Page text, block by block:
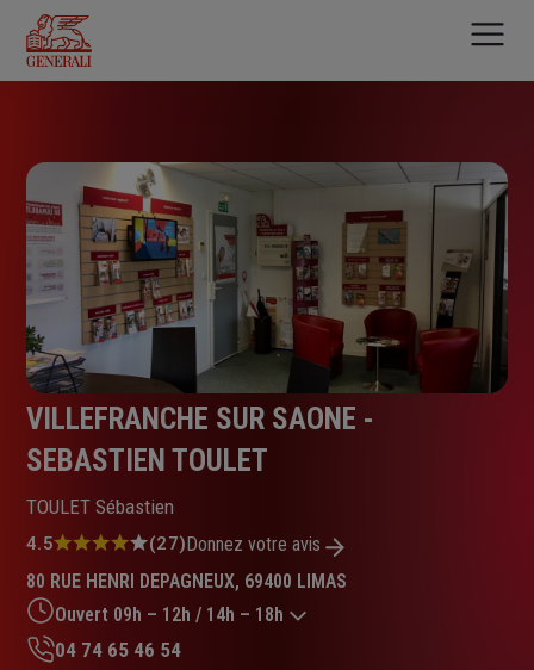
contenu
principal
VILLEFRANCHE SUR SAONE -
SEBASTIEN TOULET
TOULET Sébastien
Note
4.5
sur
5
étoiles
4.5 (27)Donnez votre avis
80 RUE HENRI DEPAGNEUX, 69400 LIMAS
Ouvert 09h – 12h / 14h – 18h
04 74 65 46 54